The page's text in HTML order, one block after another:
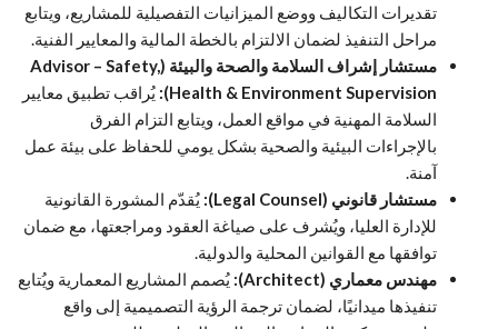
تقديرات التكاليف ووضع الميزانيات التفصيلية للمشاريع، ويتابع
مراحل التنفيذ لضمان الالتزام بالخطة المالية والمعايير الفنية.
مستشار إشراف السلامة والصحة والبيئة (Advisor – Safety,
Health & Environment Supervision):
يُراقب تطبيق معايير
السلامة المهنية في مواقع العمل، ويتابع التزام الفرق
بالإجراءات البيئية والصحية بشكل يومي للحفاظ على بيئة عمل
آمنة.
مستشار قانوني (Legal Counsel):
يُقدّم المشورة القانونية
للإدارة العليا، ويُشرف على صياغة العقود ومراجعتها، مع ضمان
توافقها مع القوانين المحلية والدولية.
مهندس معماري (Architect):
يُصمم المشاريع المعمارية ويُتابع
تنفيذها ميدانيًا، لضمان ترجمة الرؤية التصميمية إلى واقع